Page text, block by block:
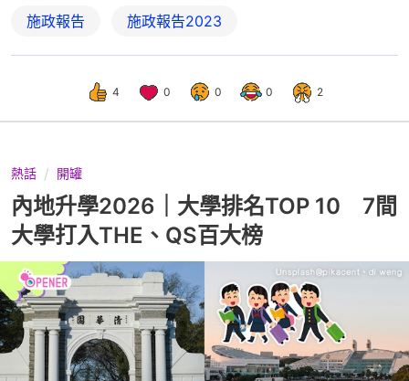
施政報告 施政報告2023
4 0 0 0 2
熱話 開罐
內地升學2026｜大學排名TOP 10 7間
大學打入THE、QS百大榜